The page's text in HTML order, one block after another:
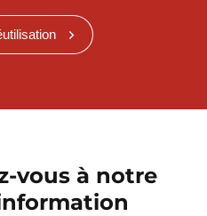
vous à notre